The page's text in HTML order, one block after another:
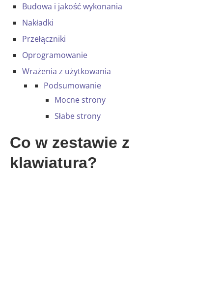
Budowa i jakość wykonania
Nakładki
Przełączniki
Oprogramowanie
Wrażenia z użytkowania
Podsumowanie
Mocne strony
Słabe strony
Co w zestawie z
klawiatura?